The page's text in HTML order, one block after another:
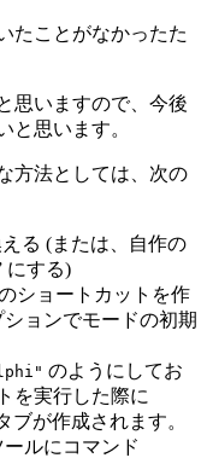
たことがなかったた
思いますので、今後
と思います。
方法としては、次の
る (または、自作の
にする)
ショートカットを作
ョンでモードの初期
のようにしてお
を実行した際に
ブが作成されます。
ールにコマンド